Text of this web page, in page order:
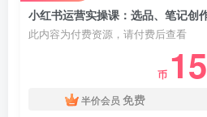
此内容为付费资源，请付费后查看
币 15
半价会员 免费